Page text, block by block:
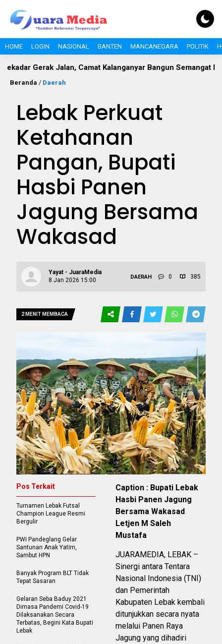
HOME LOGIN NASIONAL BANTEN MANCANEGARA POLITIK
Jalan, Camat Kalanganyar Bangun Semangat
Beranda / Daerah
Lebak Perkuat
Ketahanan
Pangan, Bupati
Hasbi Panen
Jagung Bersama
Wakasad
Yayat - JuaraMedia
8 Jan 2026 15:00
DAERAH 0 385
2 MENIT MEMBACA
Caption : Bupati Lebak
Hasbi Panen Jagung
Bersama Wakasad
Letjen M Saleh
Mustafa
JUARAMEDIA, LEBAK –
Sinergi antara Tentara
Nasional Indonesia (TNI)
dan Pemerintah
Kabupaten Lebak kembali
ditunjukkan secara nyata
melalui Panen Raya
Jagung yang dihadiri
Pos Terkait
Turnamen Lebak Futsal
Champion League Resmi
Bergulir
PWI Pandeglang Gelar
Santunan Anak Yatim,
Sambut HPN
Banyak Program BLT Tidak
Tepat Sasaran
Gelaran Seba Baduy 2021
Dimasa Pandemi Covid-19
Dilaksanakan Secara
Terbatas, Begini Kata Bupati
Lebak